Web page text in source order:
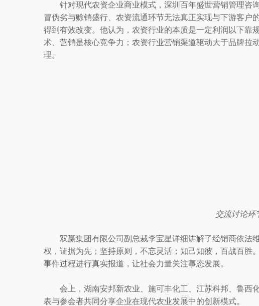
针对现代农资企业商业模式，深圳百年盛世营销管理咨
冒伪劣与赊销盛行、农资流通环节无法真正实现与下游客户
得到有效改变。他认为，农资行业的本质是一定利润以下靠
术、营销是核心竞争力；农资行业营销渠道驱动大于品牌拉
理。
交流讨论环
双赢集团有限公司副总裁李宝星详细讲解了经销商依法
权，证据为先；坚持原则，不忘灵活；知己知彼，百战百胜
事件过程进行真实报道，让社会力量关注事态发展。
会上，湖南安邦新农业、施可丰化工、江苏科邦、鲁西
表与参会者共同分享企业在现代农业发展中的创新模式。